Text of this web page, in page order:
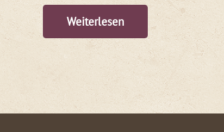
Weiterlesen